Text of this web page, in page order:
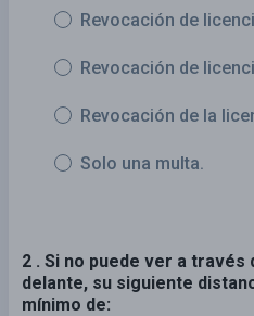
Revocación de
Revocación de
Revocación de la
Solo una multa.
2 . Si no puede ver a
delante, su siguiente
mínimo de: